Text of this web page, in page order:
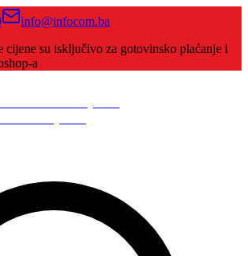
info@infocom.ba
cijene su isključivo za gotovinsko plaćanje i
a